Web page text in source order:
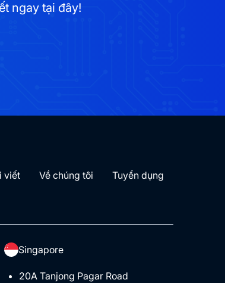
ngay tại đây!
viết Về chúng tôi Tuyển dụng
Singapore
20A Tanjong Pagar Road